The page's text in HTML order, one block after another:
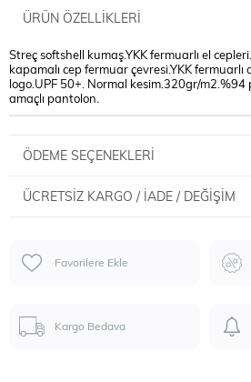
ÜRÜN ÖZELLIKLERI
Streç softshell kumaş.YKK fermuarlı el
kapamalı cep fermuar çevresi.YKK
logo.UPF 50+. Normal kesim.320gr/
amaçlı pantolon.
ÖDEME SEÇENEKLERI
ÜCRETSIZ KARGO / İADE / DEĞIŞIM
Favorilere Ekle
Kargo Bedava